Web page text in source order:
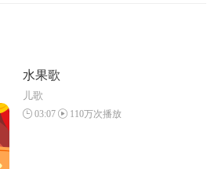
水果歌
儿歌
03:07 110万次播放